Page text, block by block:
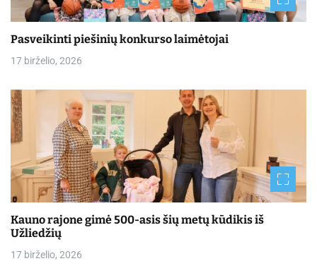
Pasveikinti piešinių konkurso laimėtojai
17 birželio, 2026
Kauno rajone gimė 500-asis šių metų kūdikis iš
Užliedžių
17 birželio, 2026